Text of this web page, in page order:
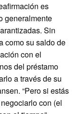
es
generalmente
Sin
como su saldo de
con el
del préstamo
a través de su
“Pero si estás
con (el